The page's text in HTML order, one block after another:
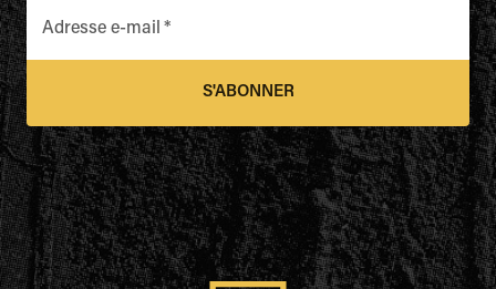
Adresse e-mail *
S'ABONNER